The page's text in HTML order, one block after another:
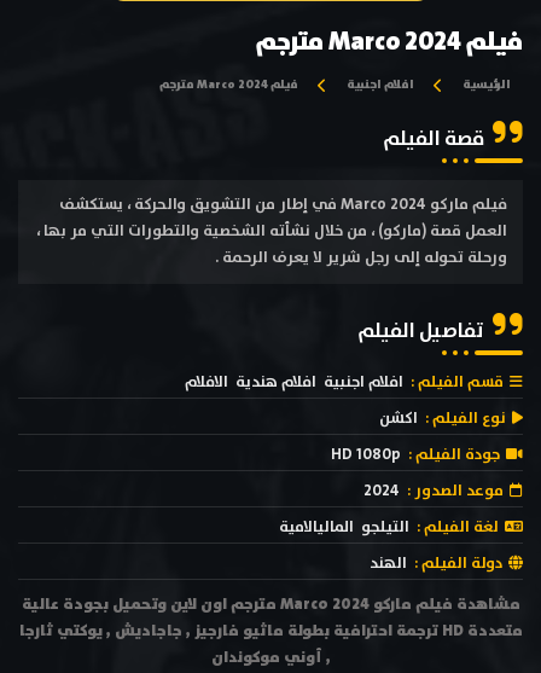
فيلم Marco 2024 مترجم
الرئيسية افلام اجنبية فيلم Marco 2024 مترجم
قصة الفيلم
فيلم ماركو Marco 2024 في إطار من التشويق والحركة ، يستكشف
العمل قصة (ماركو) ، من خلال نشأته الشخصية والتطورات التي مر بها ،
ورحلة تحوله إلى رجل شرير لا يعرف الرحمة .
تفاصيل الفيلم
قسم الفيلم : افلام اجنبية افلام هندية الافلام
نوع الفيلم : اكشن
جودة الفيلم : HD 1080p
موعد الصدور : 2024
لغة الفيلم : التيلجو الماليالامية
دولة الفيلم : الهند
مشاهدة فيلم ماركو Marco 2024 مترجم اون لاين وتحميل بجودة عالية
متعددة HD ترجمة احترافية بطولة ماثيو فارجيز , جاجاديش , يوكتي ثارجا
, أوني موكوندان